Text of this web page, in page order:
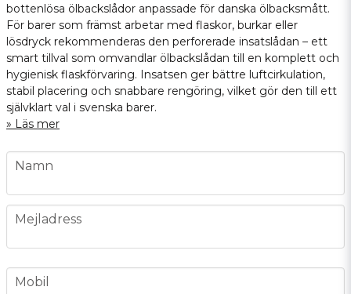
bottenlösa ölbackslådor anpassade för danska ölbacksmått.
För barer som främst arbetar med flaskor, burkar eller
lösdryck rekommenderas den perforerade insatslådan – ett
smart tillval som omvandlar ölbackslådan till en komplett och
hygienisk flaskförvaring. Insatsen ger bättre luftcirkulation,
stabil placering och snabbare rengöring, vilket gör den till ett
självklart val i svenska barer.
Läs mer
name
Namn
email
Mejladress
phone
Mobil